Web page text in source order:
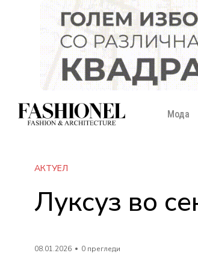
Мода
АКТУЕЛ
Луксуз во
08.01.2026 0 прегледи